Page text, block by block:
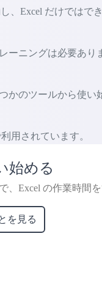
、Excel だけではで
ーニングは必要あり
かのツールから使い
用されています。
始める
、Excel の作業時間を
を見る